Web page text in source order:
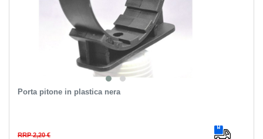
Porta pitone in plastica nera
RRP 2,20 €